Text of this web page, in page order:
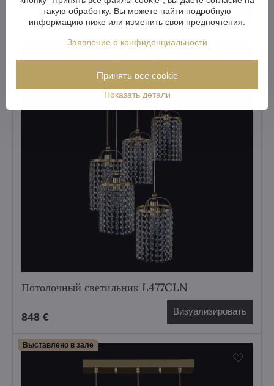
649 € Визуализировать
Потолочный светильник L477CLN
848 € Визуализировать
Выставлено в зале
такую обработку. Вы можете найти подробную
информацию ниже или изменить свои предпочтения.
Заявление о конфиденциальности
Показать детали
Принять все cookie